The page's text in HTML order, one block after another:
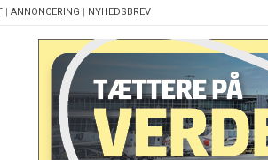
| ANNONCERING | NYHEDSBREV